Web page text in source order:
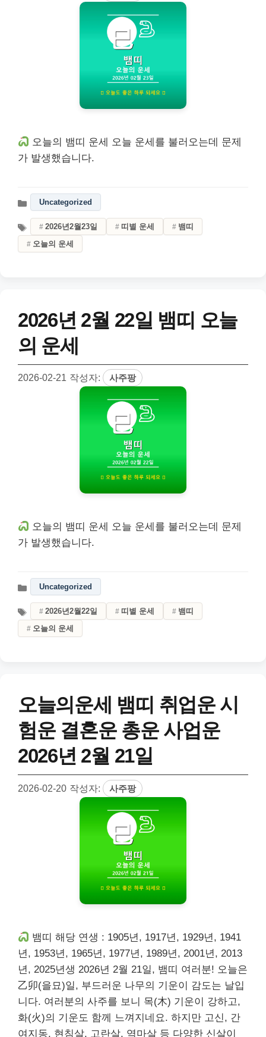
오늘의 뱀띠 운세 오늘 운세를 불러오는데 문제
가 발생했습니다.
Uncategorized
2026년2월23일 띠별 운세
뱀띠
오늘의 운세
2026년 2월 22일 뱀띠 오늘
의 운세
2026-02-21 작성자: 사주팡
오늘의 뱀띠 운세 오늘 운세를 불러오는데 문제
가 발생했습니다.
Uncategorized
2026년2월22일 띠별 운세
뱀띠
오늘의 운세
오늘의운세 뱀띠 취업운 시
험운 결혼운 총운 사업운
2026년 2월 21일
2026-02-20 작성자: 사주팡
뱀띠 해당 연생 : 1905년, 1917년, 1929년, 1941
년, 1953년, 1965년, 1977년, 1989년, 2001년, 2013
년, 2025년생 2026년 2월 21일, 뱀띠 여러분! 오늘은
乙卯(을묘)일, 부드러운 나무의 기운이 감도는 날입
니다. 여러분의 사주를 보니 목(木) 기운이 강하고,
화(火)의 기운도 함께 느껴지네요. 하지만 고신, 간
여지동, 현침살, 고란살, 역마살 등 다양한 신살이